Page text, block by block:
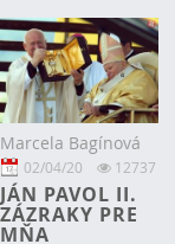
Marcela Bagínová
02/04/20 12737
JÁN PAVOL II.
ZÁZRAKY PRE
MŇA